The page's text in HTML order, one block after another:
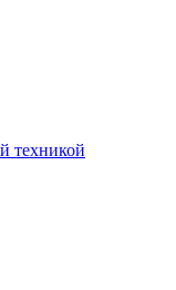
техникой